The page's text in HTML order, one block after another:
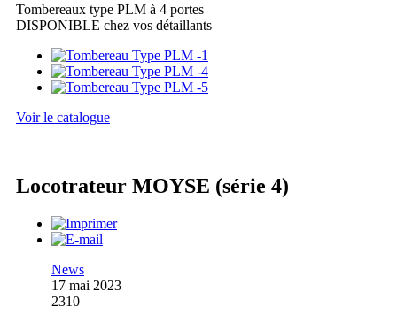
Tombereaux type PLM à 4 portes
DISPONIBLE chez vos détaillants
Voir le catalogue
Locotrateur MOYSE (série 4)
News
17 mai 2023
2310